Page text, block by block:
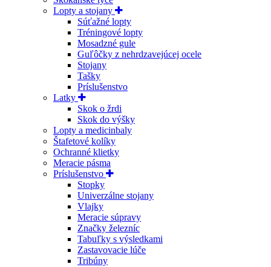
Lopty a stojany
Súťažné lopty
Tréningové lopty
Mosadzné gule
Guľôčky z nehrdzavejúcej ocele
Stojany
Tašky
Príslušenstvo
Latky
Skok o žrdi
Skok do výšky
Lopty a medicinbaly
Štafetové kolíky
Ochranné klietky
Meracie pásma
Príslušenstvo
Stopky
Univerzálne stojany
Vlajky
Meracie súpravy
Značky železníc
Tabuľky s výsledkami
Zastavovacie lúče
Tribúny